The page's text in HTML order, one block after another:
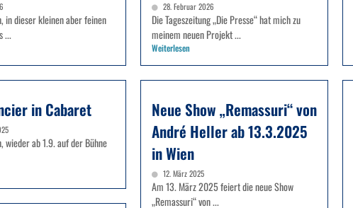
in dieser kleinen aber feinen
...
28. Februar 2026
Die Tageszeitung „Die Presse“ hat mich zu
meinem neuen Projekt ...
Weiterlesen
in Cabaret
wieder ab 1.9. auf der Bühne
Neue Show „Remassuri“ von
André Heller ab 13.3.2025
in Wien
12. März 2025
Am 13. März 2025 feiert die neue Show
„Remassuri“ von ...